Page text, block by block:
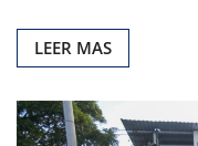
LEER MAS